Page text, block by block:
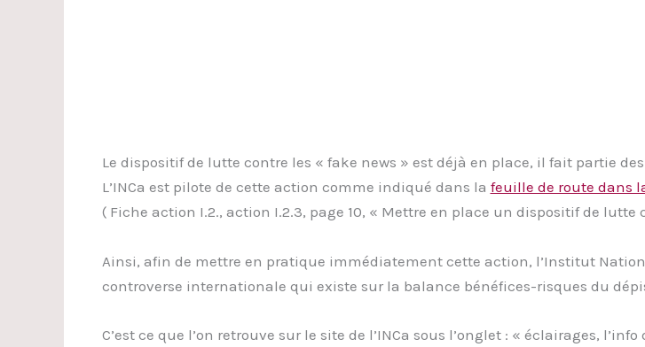
Le dispositif de lutte contre les « fake news » est déjà en place, il fait partie
L’INCa est pilote de cette action comme indiqué dans la feuille de route dans
( Fiche action I.2., action I.2.3, page 10, « Mettre en place un dispositif de lutte
Ainsi, afin de mettre en pratique immédiatement cette action, l’Institut
controverse internationale qui existe sur la balance bénéfices-risques du
C’est ce que l’on retrouve sur le site de l’INCa sous l’onglet : « éclairages,